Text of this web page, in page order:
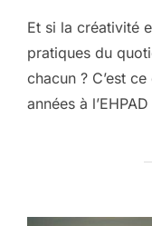
Et si la créativité
pratiques du
chacun ? C’est
années à